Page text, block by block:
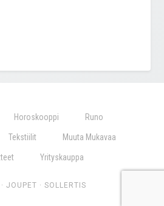
Horoskooppi Runo
Tekstiilit Muuta Mukavaa
Yrityskauppa
JOUPET · SOLLERTIS